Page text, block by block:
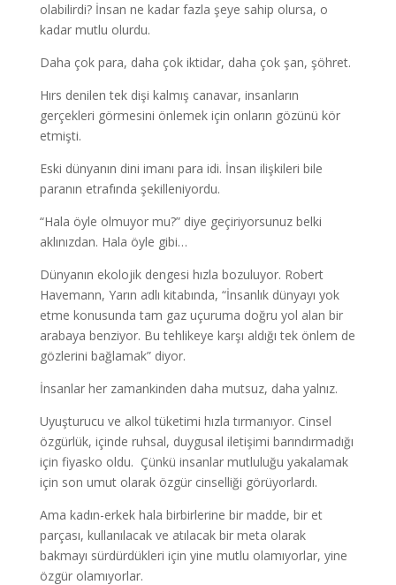
olabilirdi? İnsan ne kadar fazla şeye sahip olursa, o
kadar mutlu olurdu.
Daha çok para, daha çok iktidar, daha çok şan, şöhret.
Hırs denilen tek dişi kalmış canavar, insanların
gerçekleri görmesini önlemek için onların gözünü kör
etmişti.
Eski dünyanın dini imanı para idi. İnsan ilişkileri bile
paranın etrafında şekilleniyordu.
“Hala öyle olmuyor mu?” diye geçiriyorsunuz belki
aklınızdan. Hala öyle gibi…
Dünyanın ekolojik dengesi hızla bozuluyor. Robert
Havemann, Yarın adlı kitabında, “İnsanlık dünyayı yok
etme konusunda tam gaz uçuruma doğru yol alan bir
arabaya benziyor. Bu tehlikeye karşı aldığı tek önlem de
gözlerini bağlamak” diyor.
İnsanlar her zamankinden daha mutsuz, daha yalnız.
Uyuşturucu ve alkol tüketimi hızla tırmanıyor. Cinsel
özgürlük, içinde ruhsal, duygusal iletişimi barındırmadığı
için fiyasko oldu. Çünkü insanlar mutluluğu yakalamak
için son umut olarak özgür cinselliği görüyorlardı.
Ama kadın-erkek hala birbirlerine bir madde, bir et
parçası, kullanılacak ve atılacak bir meta olarak
bakmayı sürdürdükleri için yine mutlu olamıyorlar, yine
özgür olamıyorlar.